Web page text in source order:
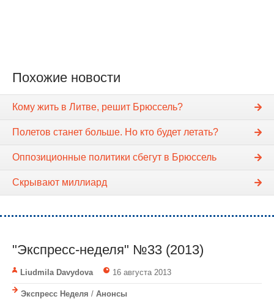
Похожие новости
Кому жить в Литве, решит Брюссель?
Полетов станет больше. Но кто будет летать?
Оппозиционные политики сбегут в Брюссель
Скрывают миллиард
"Экспресс-неделя" №33 (2013)
Liudmila Davydova 16 августа 2013
Экспресс Неделя / Анонсы